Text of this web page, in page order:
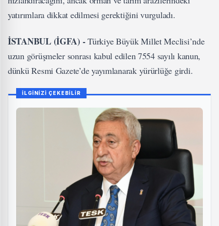
yatırımlara dikkat edilmesi gerektiğini vurguladı.
İSTANBUL (İGFA) -Türkiye Büyük Millet Meclisi’nde
uzun görüşmeler sonrası kabul edilen 7554 sayılı kanun,
dünkü Resmi Gazete’de yayımlanarak yürürlüğe girdi.
İLGİNİZİ ÇEKEBİLİR